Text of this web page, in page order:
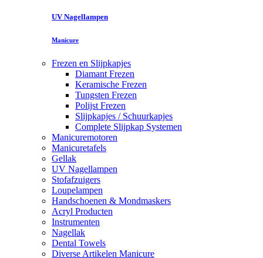
UV Nagellampen
Manicure
Frezen en Slijpkapjes
Diamant Frezen
Keramische Frezen
Tungsten Frezen
Polijst Frezen
Slijpkapjes / Schuurkapjes
Complete Slijpkap Systemen
Manicuremotoren
Manicuretafels
Gellak
UV Nagellampen
Stofafzuigers
Loupelampen
Handschoenen & Mondmaskers
Acryl Producten
Instrumenten
Nagellak
Dental Towels
Diverse Artikelen Manicure